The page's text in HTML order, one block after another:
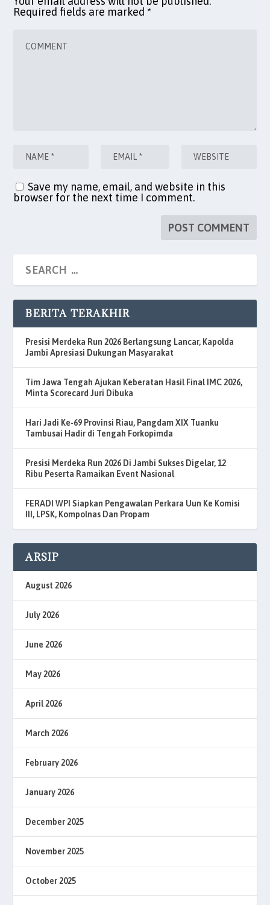
Required fields are marked *
Save my name, email, and website in this
browser for the next time I comment.
BERITA TERAKHIR
Presisi Merdeka Run 2026 Berlangsung Lancar, Kapolda
Jambi Apresiasi Dukungan Masyarakat
Tim Jawa Tengah Ajukan Keberatan Hasil Final IMC 2026,
Minta Scorecard Juri Dibuka
Hari Jadi Ke-69 Provinsi Riau, Pangdam XIX Tuanku
Tambusai Hadir di Tengah Forkopimda
Presisi Merdeka Run 2026 Di Jambi Sukses Digelar, 12
Ribu Peserta Ramaikan Event Nasional
FERADI WPI Siapkan Pengawalan Perkara Uun Ke Komisi
III, LPSK, Kompolnas Dan Propam
ARSIP
August 2026
July 2026
June 2026
May 2026
April 2026
March 2026
February 2026
January 2026
December 2025
November 2025
October 2025